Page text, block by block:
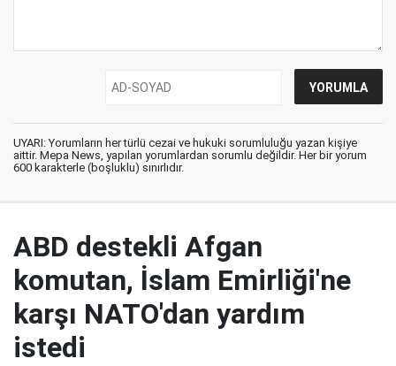
UYARI: Yorumların her türlü cezai ve hukuki sorumluluğu yazan kişiye
aittir. Mepa News, yapılan yorumlardan sorumlu değildir. Her bir yorum
600 karakterle (boşluklu) sınırlıdır.
ABD destekli Afgan
komutan, İslam Emirliği'ne
karşı NATO'dan yardım
istedi